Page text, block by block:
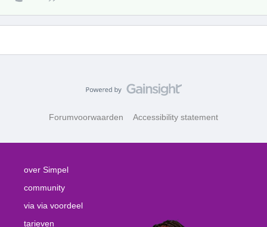
Forumvoorwaarden Accessibility statement
over Simpel
community
via via voordeel
tarieven